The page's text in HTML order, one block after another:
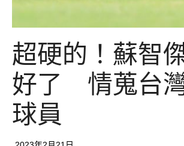
超硬的！蘇智
好了 情蒐台
球員